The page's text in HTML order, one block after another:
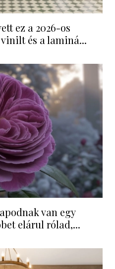
ez a 2026-os
és a laminá...
van egy
elárul rólad,...